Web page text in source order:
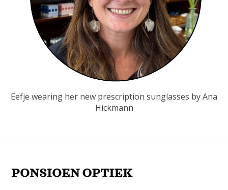
Eefje wearing her new prescription sunglasses by Ana
Hickmann